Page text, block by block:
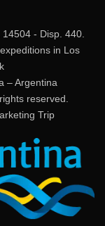
- Disp. 440.
in Los
– Argentina
reserved.
Trip